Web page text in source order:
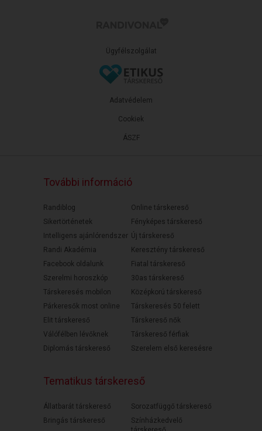
Ügyfélszolgálat
ÁSZF
Adatvédelem
Cookiek
További információ
Randiblog
Sikertörténetek
Intelligens ajánlórendszer
Randi Akadémia
Facebook oldalunk
Szerelmi horoszkóp
Társkeresés mobilon
Párkeresők most online
Elit társkereső
Válófélben lévőknek
Diplomás társkereső
Online társkereső
Fényképes társkereső
Új társkereső
Keresztény társkereső
Fiatal társkereső
30as társkereső
Középkorú társkereső
Társkeresés 50 felett
Társkereső nők
Társkereső férfiak
Szerelem első keresésre
Tematikus társkereső
Állatbarát társkereső
Bringás társkereső
Sorozatfüggő társkereső
Színházkedvelő